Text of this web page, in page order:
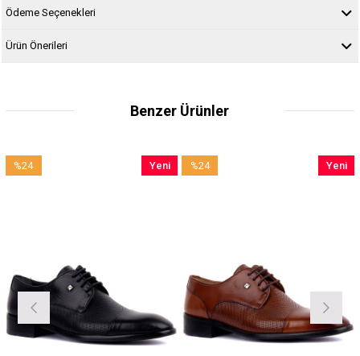
Ödeme Seçenekleri
Ürün Önerileri
Benzer Ürünler
%24
Yeni
%24
Yeni